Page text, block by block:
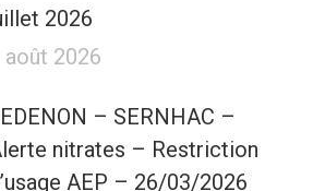
2026
août 2026
– SERNHAC –
nitrates – Restriction
AEP – 26/03/2026